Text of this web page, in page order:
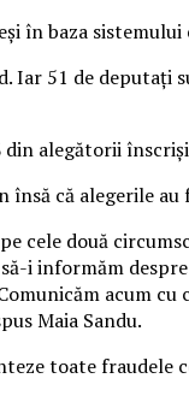
în baza
Iar 51 de
alegătorii
însă că alegerile
cele două
i informăm
acum
Maia Sandu.
toate fraudele